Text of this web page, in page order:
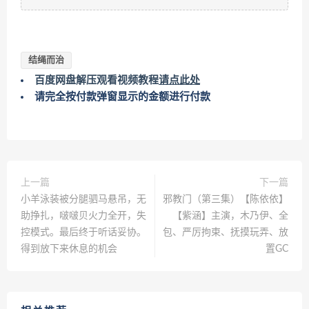
结绳而治
百度网盘解压观看视频教程请点此处
请完全按付款弹窗显示的金额进行付款
上一篇
小羊泳装被分腿驷马悬吊，无
助挣扎，啵啵贝火力全开，失
控模式。最后终于听话妥协。
得到放下来休息的机会
下一篇
邪教门（第三集）【陈依依】
【紫涵】主演，木乃伊、全
包、严厉拘束、抚摸玩弄、放
置GC